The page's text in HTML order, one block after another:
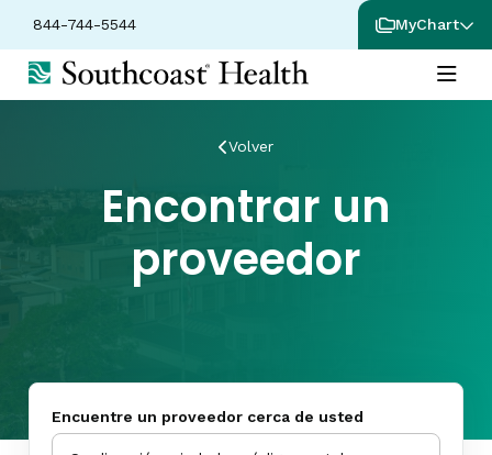
844-744-5544 MyChart
Volver
Encontrar un
proveedor
Encuentre un proveedor cerca de usted